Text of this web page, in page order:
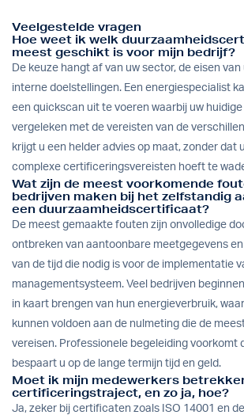
Veelgestelde vragen
Hoe weet ik welk
meest geschikt is voor mijn bedrijf?
De keuze hangt af van uw sector, de eisen
interne doelstellingen. Een energiespecialist
een quickscan uit te voeren waarbij uw
vergeleken met de vereisten van de
krijgt u een helder advies op maat, zonder dat
complexe certificeringsvereisten hoeft te
Wat zijn de meest voorkomende
bedrijven maken bij het zelfstandig
een duurzaamheidscertificaat?
De meest gemaakte fouten zijn onvolledige
ontbreken van aantoonbare meetgegevens
van de tijd die nodig is voor de implementatie
managementsysteem. Veel bedrijven
in kaart brengen van hun energieverbruik,
kunnen voldoen aan de nulmeting die de
vereisen. Professionele begeleiding voorkomt
bespaart u op de lange termijn tijd en geld.
Moet ik mijn medewerkers
certificeringstraject, en zo ja, hoe?
Ja, zeker bij certificaten zoals ISO 14001 en